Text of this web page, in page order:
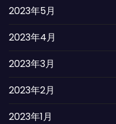
2023年5月
2023年4月
2023年3月
2023年2月
2023年1月